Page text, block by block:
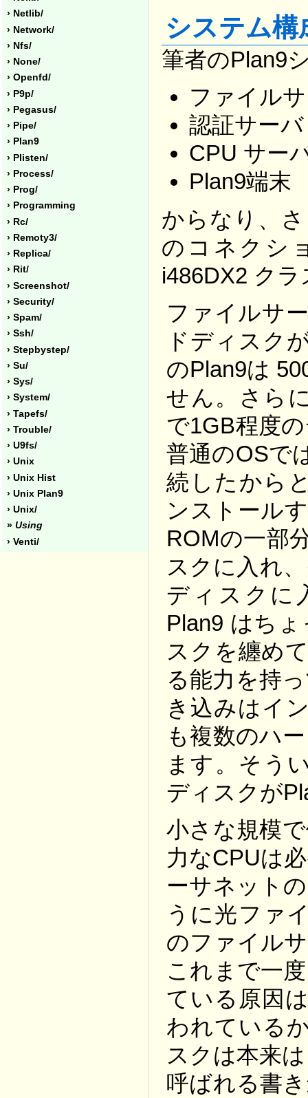
› Netlib/
› Network/
› Nfs/
› None/
› Openfd/
› P9p/
› Pegasus/
› Pipe/
› Plan9
› Plisten/
› Process/
› Prog/
› Programming
› Rc/
› Remoty3/
› Replica/
› Rit/
› Screenshot/
› Security/
› Spam/
› Ssh/
› Stepbystep/
› Su/
› Sys/
› System/
› Tapefs/
› Trouble/
› U9fs/
› Unix
› Unix Hist
› Unix Plan9
› Unix/
» Using
› Venti/
システム構
筆者のPlan9
ファイル
認証サー
CPU サー
Plan9端末
からなり、
のコネクシ
i486DX2 ク
ファイルサ
ドディスク
のPlan9は
せん。さら
で1GB程度
普通のOSで
続したから
ンストール
ROMの一部
スクに入れ
ディスクに
Plan9 はち
スクを纏め
る能力を持
き込みはイ
も複数のハ
ます。そう
ディスクが
小さな規模
力なCPUは
ーサネット
うに光ファ
のファイル
これまで一
ている原因
われている
スクは本来
呼ばれる書